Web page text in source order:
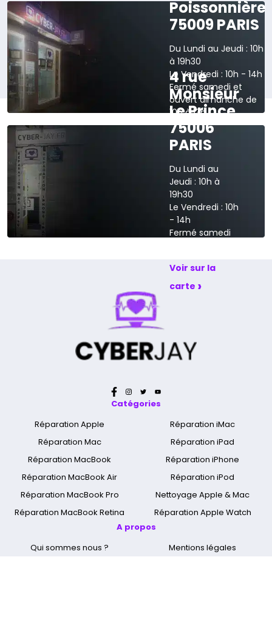
Poissonnière
75009 PARIS
Du Lundi au Jeudi : 10h
à 19h30
Le Vendredi : 10h - 14h
Fermé samedi et
ouvert dimanche de
10h à 13h
Voir sur la carte
4 rue
Monsieur
Le Prince
75006
PARIS
Du Lundi au
Jeudi : 10h à
19h30
Le Vendredi : 10h
- 14h
Fermé samedi
Voir sur la
carte ›
Catégories
Réparation Apple
Réparation Mac
Réparation MacBook
Réparation MacBook Air
Réparation MacBook Pro
Réparation MacBook Retina
Réparation iMac
Réparation iPad
Réparation iPhone
Réparation iPod
Nettoyage Apple & Mac
Réparation Apple Watch
A propos
Qui sommes nous ?
Mentions légales